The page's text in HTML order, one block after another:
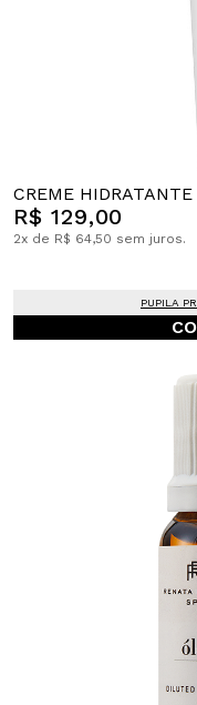
CREME
R$ 129,00
2x de R$ 64,50 sem juros.
PUPILA